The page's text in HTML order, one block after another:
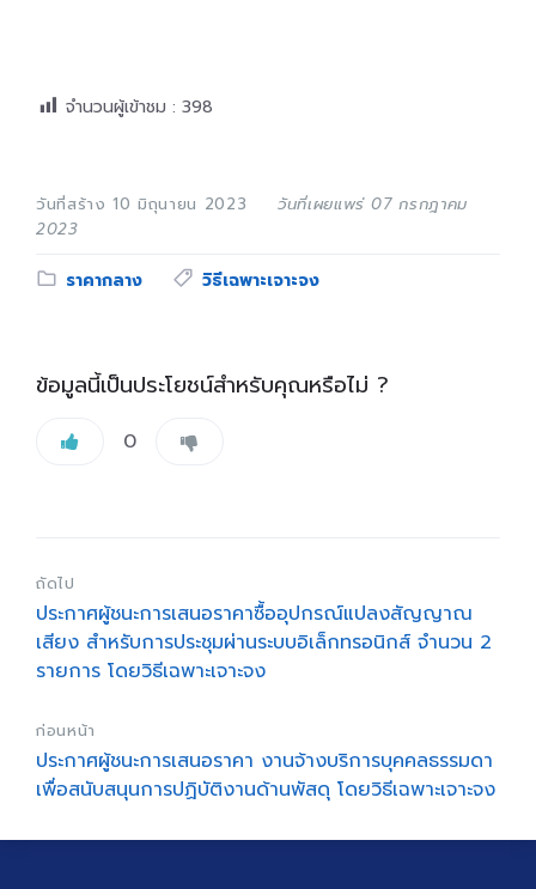
จำนวนผู้เข้าชม : 398
วันที่สร้าง 10 มิถุนายน 2023
วันที่เผยแพร่ 07 กรกฎาคม
2023
Category:
ราคากลาง Tags:
วิธีเฉพาะเจาะจง
ข้อมูลนี้เป็นประโยชน์สำหรับคุณหรือไม่ ?
0
ถัดไป
ประกาศผู้ชนะการเสนอราคาซื้ออุปกรณ์แปลงสัญญาณ
เสียง สำหรับการประชุมผ่านระบบอิเล็กทรอนิกส์ จำนวน 2
รายการ โดยวิธีเฉพาะเจาะจง
ก่อนหน้า
ประกาศผู้ชนะการเสนอราคา งานจ้างบริการบุคคลธรรมดา
เพื่อสนับสนุนการปฏิบัติงานด้านพัสดุ โดยวิธีเฉพาะเจาะจง